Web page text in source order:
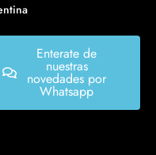
Enterate de
nuestras
novedades por
Whatsapp